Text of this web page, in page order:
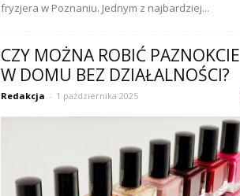
fryzjera w Poznaniu. Jednym z najbardziej...
CZY MOŻNA ROBIĆ PAZNOKCIE
W DOMU BEZ DZIAŁALNOŚCI?
Redakcja - 1 października 2025